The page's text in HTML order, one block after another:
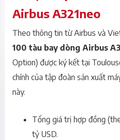
Airbus A321neo
Theo thông tin từ Airbus và
100 tàu bay dòng Airbus
Option) được ký kết tại
chính của tập đoàn sản xuất
này.
Tổng giá trị hợp đồng
tỷ USD.